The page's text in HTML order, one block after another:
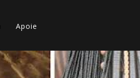
Apoie